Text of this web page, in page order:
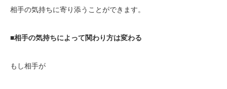
相手の気持ちに寄り添うことができます。
■相手の気持ちによって関わり方は変わる
もし相手が